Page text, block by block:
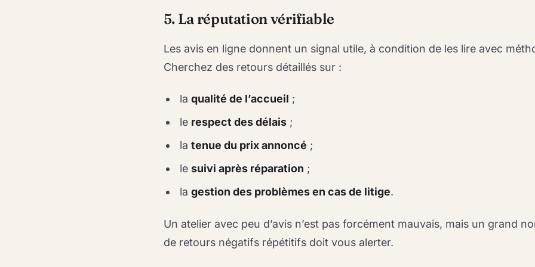
5. La réputation vérifiable
Les avis en ligne donnent un signal utile, à condition de les lire avec
Cherchez des retours détaillés sur :
la qualité de l’accueil ;
le respect des délais;
la tenue du prix annoncé ;
le suivi après réparation ;
la gestion des problèmes en cas de litige.
Un atelier avec peu d’avis n’est pas forcément mauvais, mais un grand
de retours négatifs répétitifs doit vous alerter.